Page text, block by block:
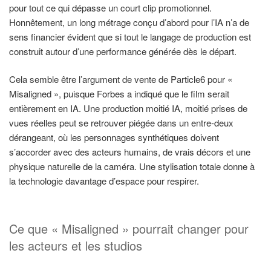
pour tout ce qui dépasse un court clip promotionnel.
Honnêtement, un long métrage conçu d’abord pour l’IA n’a de
sens financier évident que si tout le langage de production est
construit autour d’une performance générée dès le départ.
Cela semble être l’argument de vente de Particle6 pour «
Misaligned », puisque Forbes a indiqué que le film serait
entièrement en IA. Une production moitié IA, moitié prises de
vues réelles peut se retrouver piégée dans un entre-deux
dérangeant, où les personnages synthétiques doivent
s’accorder avec des acteurs humains, de vrais décors et une
physique naturelle de la caméra. Une stylisation totale donne à
la technologie davantage d’espace pour respirer.
Ce que « Misaligned » pourrait changer pour
les acteurs et les studios